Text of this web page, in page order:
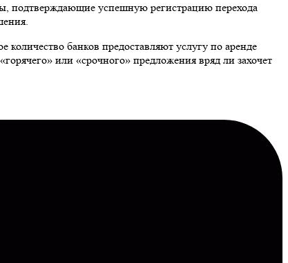
подтверждающие успешную регистрацию перехода
банков предоставляют услугу по аренде
или «срочного» предложения вряд ли захочет